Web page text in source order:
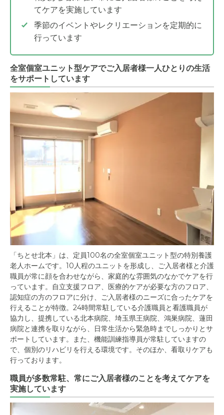
てケアを実施しています
季節のイベントやレクリエーションを定期的に
行っています
全室個室ユニット型ケアでご入居者様一人ひとりの生活
をサポートしています
「ちとせ北本」は、定員100名の全室個室ユニット型の特別養護
老人ホームです。10人程のユニットを形成し、ご入居者様と介護
職員が常に顔を合わせながら、家庭的な雰囲気のなかでケアを行
っています。自立支援フロア、医療的ケアが必要な方のフロア、
認知症の方のフロアに分け、ご入居者様のニーズに合ったケアを
行えることが特徴。24時間常駐している介護職員と看護職員が
協力し、提携している北本病院、埼玉県王病院、鴻巣病院、蓮田
病院と連携を取りながら、日常生活から緊急時までしっかりとサ
ポートしています。また、機能訓練指導員が常駐していますの
で、個別のリハビリを行える環境です。そのほか、看取りケアも
行っております。
職員が多数常駐、常にご入居者様のことを考えてケアを
実施しています